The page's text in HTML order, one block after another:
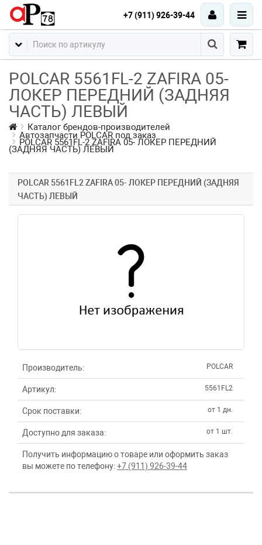
+7 (911) 926-39-44
POLCAR 5561FL-2 ZAFIRA 05-
ЛОКЕР ПЕРЕДНИЙ (ЗАДНЯЯ
ЧАСТЬ) ЛЕВЫЙ
Каталог брендов-производителей
Автозапчасти POLCAR под заказ
POLCAR 5561FL-2 ZAFIRA 05- ЛОКЕР ПЕРЕДНИЙ
(ЗАДНЯЯ ЧАСТЬ) ЛЕВЫЙ
POLCAR 5561FL2 ZAFIRA 05- ЛОКЕР ПЕРЕДНИЙ (ЗАДНЯЯ
ЧАСТЬ) ЛЕВЫЙ
Производитель: POLCAR
Артикул: 5561FL2
Срок поставки: от 1 дн.
Доступно для заказа: от 1 шт.
Получить информацию о товаре или оформить заказ
вы можете по телефону:+7 (911) 926-39-44